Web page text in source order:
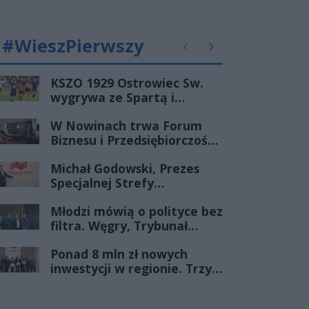
#WieszPierwszy PoprzednieNastępne
KSZO 1929 Ostrowiec Sw.
wygrywa ze Spartą i
barażach o 2 ligę
W Nowinach trwa Forum
Biznesu i Przedsiębiorczości-
Michał Godowski, Prezes
Specjalnej Strefy
„Starachowice”, gościem
Porannej Rozmowy Radia
Młodzi mówią o polityce bez
filtra. Węgry, Trybunał
młode pokolenie naprawdę
zmienia zasady gry
Ponad 8 mln zł nowych
inwestycji w regionie. Trzy